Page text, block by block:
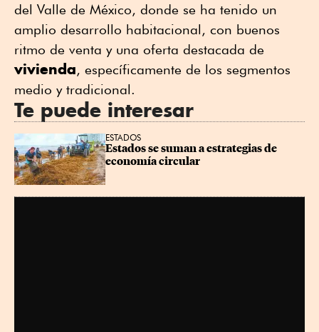
del Valle de México, donde se ha tenido un
amplio desarrollo habitacional, con buenos
ritmo de venta y una oferta destacada de
vivienda, específicamente de los segmentos
medio y tradicional.
Te puede interesar
ESTADOS
Estados se suman a estrategias de
economía circular